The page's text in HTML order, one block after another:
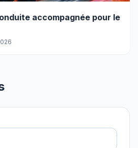
accompagnée pour le